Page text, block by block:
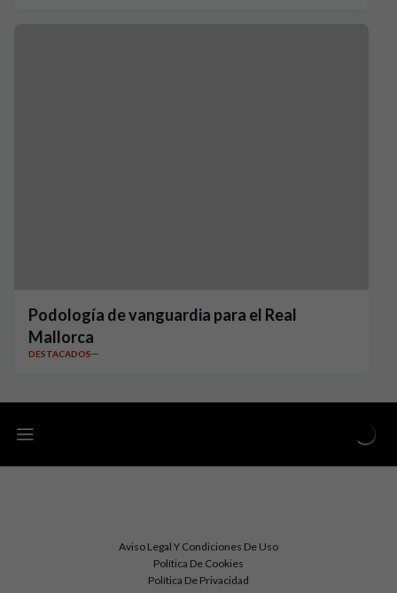
Podología de vanguardia para el Real
Mallorca
DESTACADOS
Aviso Legal Y Condiciones De Uso
Política De Cookies
Política De Privacidad